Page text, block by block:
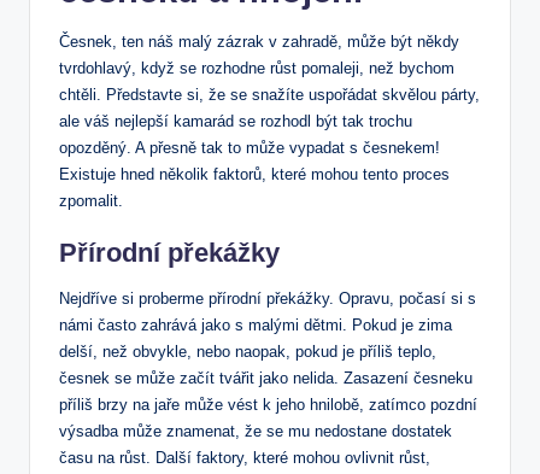
Česnek, ten náš malý zázrak v zahradě, může být někdy
tvrdohlavý, když se rozhodne růst pomaleji, než bychom
chtěli. Představte si, že se snažíte uspořádat skvělou párty,
ale váš nejlepší kamarád se rozhodl být tak trochu
opozděný. A přesně tak to může vypadat s česnekem!
Existuje hned několik faktorů, které mohou tento proces
zpomalit.
Přírodní překážky
Nejdříve si proberme přírodní překážky. Opravu, počasí si s
námi často zahrává jako s malými dětmi. Pokud je zima
delší, než obvykle, nebo naopak, pokud je příliš teplo,
česnek se může začít tvářit jako nelida. Zasazení česneku
příliš brzy na jaře může vést k jeho hnilobě, zatímco pozdní
výsadba může znamenat, že se mu nedostane dostatek
času na růst. Další faktory, které mohou ovlivnit růst,